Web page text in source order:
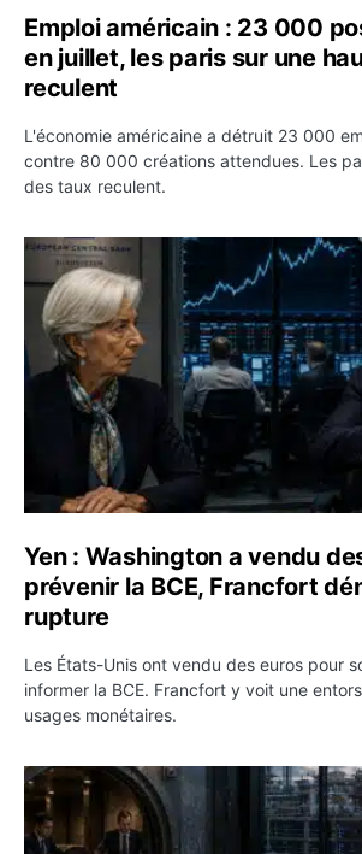
Emploi américain : 23 000
en juillet, les paris sur une
reculent
L'économie américaine a détruit 23 000
contre 80 000 créations attendues. Les
des taux reculent.
Yen : Washington a vendu des
Yen : Washington a vendu
prévenir la BCE, Francfort
rupture
Les États-Unis ont vendu des euros pour
informer la BCE. Francfort y voit une
usages monétaires.
Jane Street négocie le transfert de